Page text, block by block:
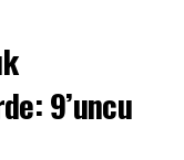
9’uncu